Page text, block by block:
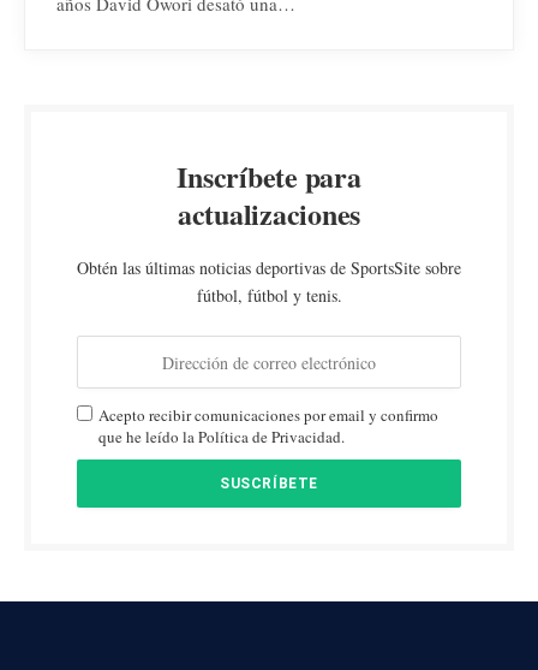
Inscríbete para
actualizaciones
Obtén las últimas noticias deportivas de SportsSite sobre
fútbol, fútbol y tenis.
Acepto recibir comunicaciones por email y confirmo
que he leído la Política de Privacidad.